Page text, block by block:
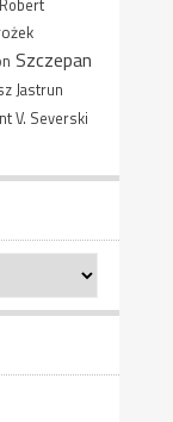
Robert
Szczepan
Jastrun
V. Severski